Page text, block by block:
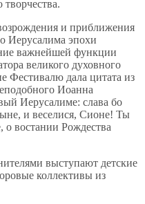
и приближения
Иерусалима эпохи
важнейшей функции
великого духовного
Фестивалю дала цитата из
Иоанна
Иерусалиме: слава бо
и веселися, Сионе! Ты
о востании Рождества
выступают детские
коллективы из